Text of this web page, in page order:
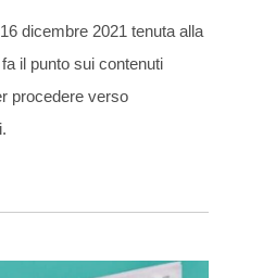
dicembre 2021 tenuta alla
il punto sui contenuti
procedere verso